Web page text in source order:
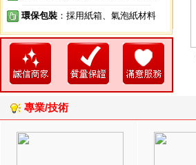
環保包裝 ：採用紙箱、氣泡紙材料
專業/技術